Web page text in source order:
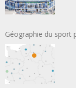
Géographie du sport